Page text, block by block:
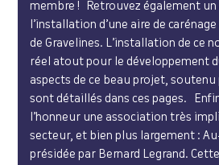
membre ! Retrouvez également un
l’installation d’une aire de
de Gravelines. L’installation de ce
réel atout pour le développement
aspects de ce beau projet, soutenu
sont détaillés dans ces pages.
l’honneur une association très
secteur, et bien plus largement :
présidée par Bernard Legrand.